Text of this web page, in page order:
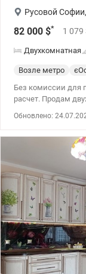
Русовой Софии,
82 000 $* 1 079
Двухкомнатная
Возле метро
Без комиссии для
расчет. Продам двухкомнатную квартиру по адресу: г. Киев, ул.
35 кв.м. на две. 1/25 эт. При отключении света
отопление.
территории ЖК
кафе, отделение
Останвка
мин пешком.
у.е. 050 693 74 54
Обновлено: